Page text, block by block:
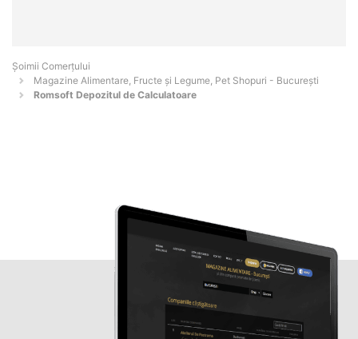
Șoimii Comerțului
Magazine Alimentare, Fructe și Legume, Pet Shopuri - Bucureşti
Romsoft Depozitul de Calculatoare